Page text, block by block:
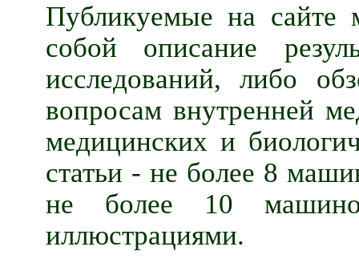
Публикуемые на сайте
собой описание
исследований, либо
вопросам внутренней
медицинских и
статьи - не более 8
не более 10
иллюстрациями.